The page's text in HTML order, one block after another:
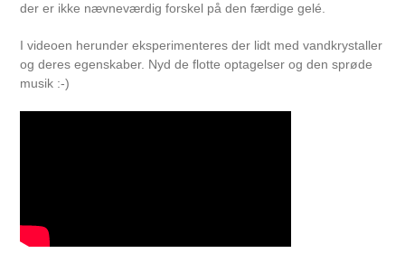
der er ikke nævneværdig forskel på den færdige gelé.
I videoen herunder eksperimenteres der lidt med vandkrystaller
og deres egenskaber. Nyd de flotte optagelser og den sprøde
musik :-)